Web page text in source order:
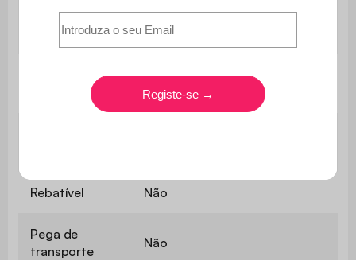
Número de
prateleiras
2
Rebatível Não
Pega de
transporte
Não